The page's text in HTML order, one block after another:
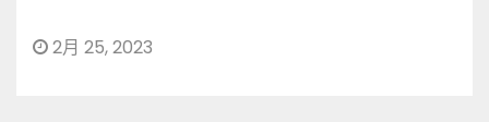
2月 25, 2023